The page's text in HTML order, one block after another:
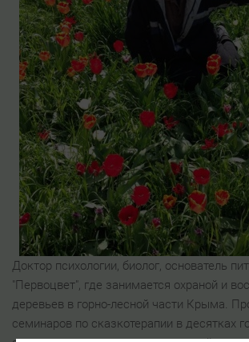
Доктор психологии, биолог, основатель
"Первоцвет", где занимается охраной и
деревьев в горно-лесной части Крыма.
семинаров по сказкотерапии в десятках